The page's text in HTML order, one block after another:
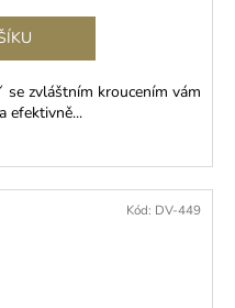
zvláštním kroucením vám
efektivně...
Kód: DV-449